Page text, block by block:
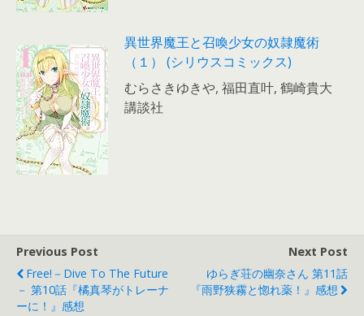
異世界魔王と召喚少女の奴隷魔術
（１） (シリウスコミックス)
むらさきゆきや, 福田直叶, 鶴崎貴大
講談社
Previous Post
Free!－Dive To The Future
－ 第10話『橘真琴がトレーナ
ーに！』感想
Next Post
ゆらぎ荘の幽奈さん 第11話
『雨野狭霧と惚れ薬！』感想